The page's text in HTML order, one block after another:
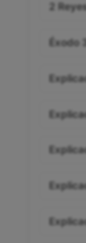
2
Éxodo